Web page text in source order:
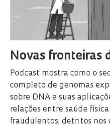
Novas fronteiras
Podcast mostra como o
completo de genomas
sobre DNA e suas
relações entre saúde
fraudulentos; detritos nos